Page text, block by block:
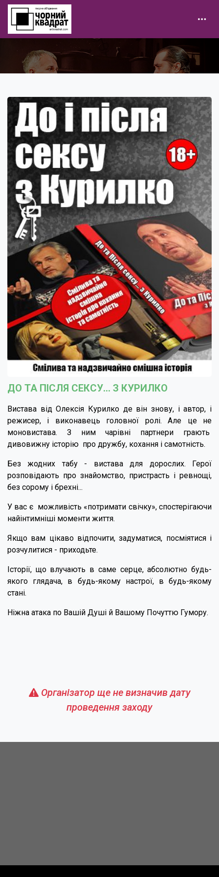
ДО ТА ПІСЛЯ СЕКСУ... З КУРИЛКО
Вистава від Олексія Курилко де він знову, і автор, і
режисер, і виконавець головної ролі. Але це не
моновистава. З ним чарівні партнери грають
дивовижну історію про дружбу, кохання і самотність.
Без жодних табу - вистава для дорослих. Герої
розповідають про знайомство, пристрасть і ревнощі,
без сорому і брехні...
У вас є можливість «потримати свічку», спостерігаючи
найінтимніші моменти життя.
Якщо вам цікаво відпочити, задуматися, посміятися і
розчулитися - приходьте.
Історії, що влучають в саме серце, абсолютно будь-
якого глядача, в будь-якому настрої, в будь-якому
стані.
Ніжна атака по Вашій Душі й Вашому Почуттю Гумору.
Організатор ще не визначив дату
проведення заходу